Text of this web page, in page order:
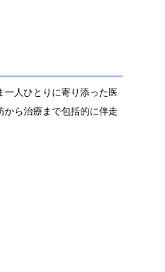
一人ひとりに寄り添った医
から治療まで包括的に伴走